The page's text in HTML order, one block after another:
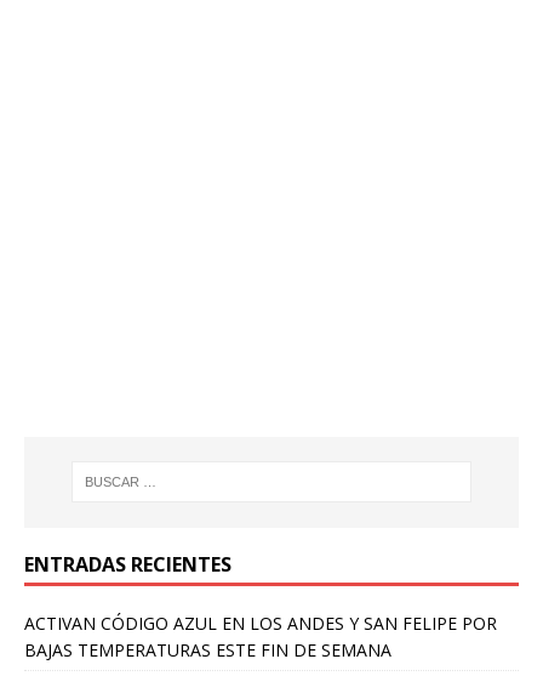
ENTRADAS RECIENTES
ACTIVAN CÓDIGO AZUL EN LOS ANDES Y SAN FELIPE POR
BAJAS TEMPERATURAS ESTE FIN DE SEMANA